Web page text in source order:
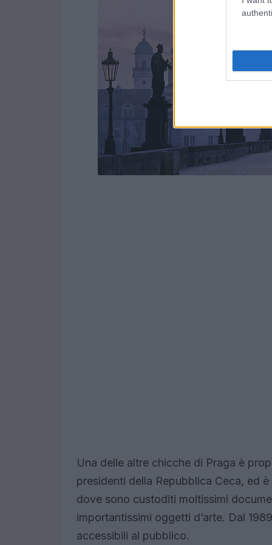
Una delle altre chicche di Praga è
presidenti della Repubblica Ceca, ed
dove sono custoditi moltissimi
importantissimi oggetti d’arte. Dal
accessibili al pubblico.